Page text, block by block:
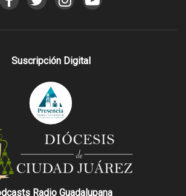
Suscripción Digital
Radio Guadalupana